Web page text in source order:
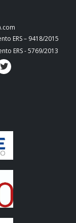
ERS – 9418/2015
ERS - 5769/2013